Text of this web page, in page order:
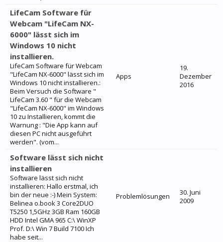
LifeCam Software für
Webcam "LifeCam NX-
6000" lässt sich im
Windows 10 nicht
installieren.
LifeCam Software für Webcam
"LifeCam NX-6000" lässt sich im
Windows 10 nicht installieren.:
Beim Versuch die Software "
LifeCam 3.60 " für die Webcam
"LifeCam NX-6000" im Windows
10 zu Installieren, kommt die
Warnung : "Die App kann auf
diesen PC nicht ausgeführt
werden". (vom...
Apps
19.
Dezember
2016
Software lässt sich nicht
installieren
Software lässt sich nicht
installieren: Hallo erstmal, ich
bin der neue :-) Mein System:
Belinea o.book 3 Core2DUO
T5250 1,5GHz 3GB Ram 160GB
HDD Intel GMA 965 C:\ WinXP
Prof. D:\ Win 7 Build 7100 Ich
habe seit...
Problemlösungen
30. Juni
2009